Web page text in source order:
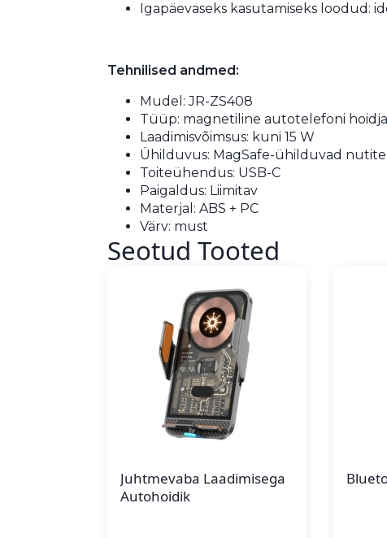
Igapäevaseks kasutamiseks loodud:
Tehnilised andmed:
Mudel: JR-ZS408
Tüüp: magnetiline autotelefoni
Laadimisvõimsus: kuni 15 W
Ühilduvus: MagSafe-ühilduvad
Toiteühendus: USB-C
Paigaldus: Liimitav
Materjal: ABS + PC
Värv: must
Seotud Tooted
Juhtmevaba Laadimisega
Autohoidik